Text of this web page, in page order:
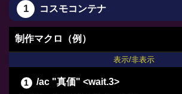
1 コスモコンテナ
制作マクロ（例）
表示/非表示
/ac "真価" <wait.3>